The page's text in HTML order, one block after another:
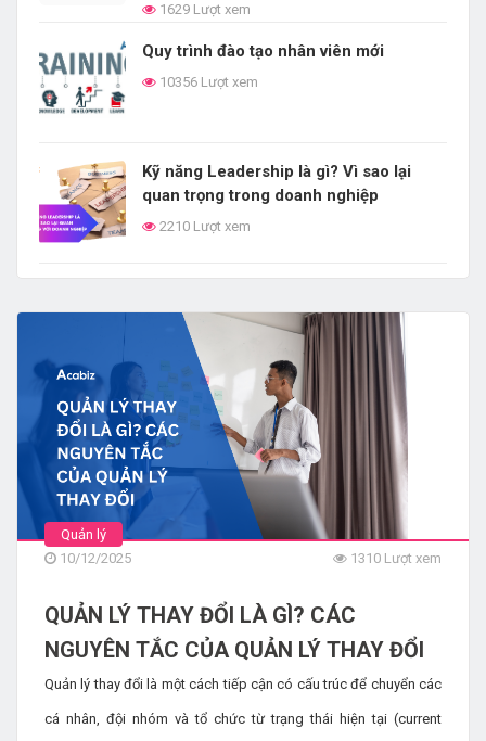
1629 Lượt xem
Quy trình đào tạo nhân viên mới
10356 Lượt xem
Kỹ năng Leadership là gì? Vì sao lại
quan trọng trong doanh nghiệp
2210 Lượt xem
TẠO DOANH NGHIỆP
6641 Lượt xem
Những lợi ích của đào tạo in-house đối
với doanh nghiệp
4632 Lượt xem
PHÂN TÍCH NHU CẦU ĐÀO TẠO LÀ GÌ
VÀ 6 LỢI ÍCH CỦA NÓ ĐỐI VỚI TỔ
6425 Lượt xem
Nội dung cần có trong chương trình
đào tạo hội nhập
2961 Lượt xem
Quản lý
10/12/2025
1310 Lượt xem
QUẢN LÝ THAY ĐỔI LÀ GÌ? CÁC
NGUYÊN TẮC CỦA QUẢN LÝ THAY ĐỔI
Quản lý thay đổi là một cách tiếp cận có cấu trúc để chuyển các
cá nhân, đội nhóm và tổ chức từ trạng thái hiện tại (current